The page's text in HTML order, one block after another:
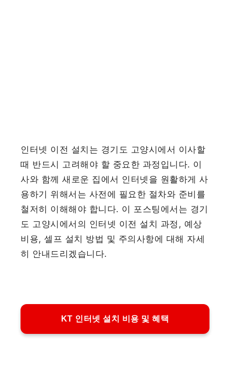
인터넷 이전 설치는 경기도 고양시에서 이사할
때 반드시 고려해야 할 중요한 과정입니다. 이
사와 함께 새로운 집에서 인터넷을 원활하게 사
용하기 위해서는 사전에 필요한 절차와 준비를
철저히 이해해야 합니다. 이 포스팅에서는 경기
도 고양시에서의 인터넷 이전 설치 과정, 예상
비용, 셀프 설치 방법 및 주의사항에 대해 자세
히 안내드리겠습니다.
KT 인터넷 설치 비용 및 혜택